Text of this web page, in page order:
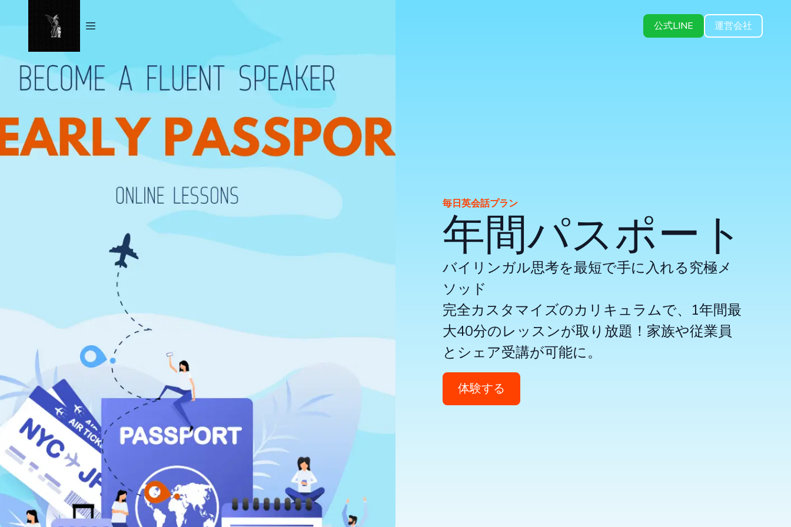
公式LINE 運営会社
毎日英会話プラン
年間パスポート
バイリンガル思考を最短で手に入れる究極メ
ソッド
完全カスタマイズのカリキュラムで、1年間最
大40分のレッスンが取り放題！家族や従業員
とシェア受講が可能に。
体験する